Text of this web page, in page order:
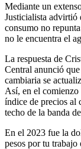
Mediante un
Justicialista advirtió
consumo no
no le encuentra el
La respuesta de
Central anunció
cambiaria se
Así, en el comienzo
índice de precios al
techo de la banda
En el 2023 fue la
pesos por tu trabajo